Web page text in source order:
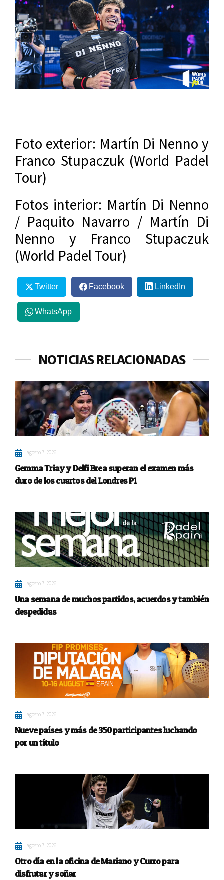
Foto exterior: Martín Di Nenno y
Franco Stupaczuk (World Padel
Tour)
Fotos interior: Martín Di Nenno
/ Paquito Navarro / Martín Di
Nenno y Franco Stupaczuk
(World Padel Tour)
Twitter Facebook LinkedIn
WhatsApp
NOTICIAS RELACIONADAS
agosto 7, 2026
Gemma Triay y Delfi Brea superan el examen más
duro de los cuartos del Londres P1
agosto 7, 2026
Una semana de muchos partidos, acuerdos y también
despedidas
agosto 7, 2026
Nueve países y más de 350 participantes luchando
por un título
agosto 7, 2026
Otro día en la oficina de Mariano y Curro para
disfrutar y soñar